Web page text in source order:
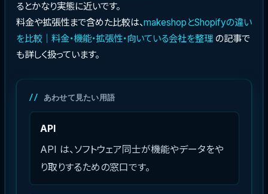
るとかなり実態に近いです。
料金や拡張性まで含めた比較は、makeshopとShopifyの違い
を比較｜料金・機能・拡張性・向いている会社を整理 の記事で
も詳しく扱っています。
あわせて見たい用語
API
API は、ソフトウェア同士が機能やデータをや
り取りするための窓口です。